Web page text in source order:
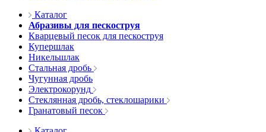
Каталог
Абразивы для пескоструя
Кварцевый песок для пескоструя
Купершлак
Никельшлак
Стальная дробь
Чугунная дробь
Электрокорунд
Стеклянная дробь, стеклошарики
Гранатовый песок